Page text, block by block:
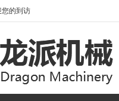
您的到访